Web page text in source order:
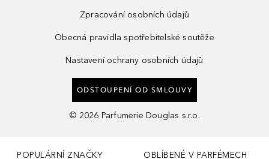
Zpracování osobních údajů
Obecná pravidla spotřebitelské soutěže
Nastavení ochrany osobních údajů
ODSTOUPENÍ OD SMLOUVY
© 2026 Parfumerie Douglas s.r.o.
POPULÁRNÍ ZNAČKY OBLÍBENÉ V PARFÉMECH